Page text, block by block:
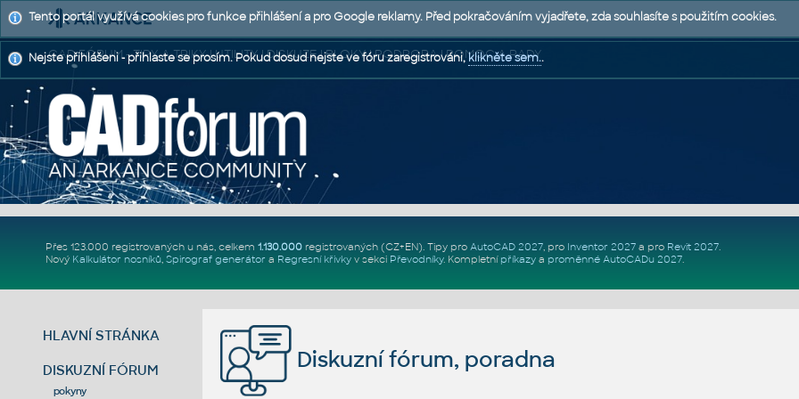
CAD FÓRUM - TIPY A TRIKY | UTILITY | DISKUZE | BLOKY | PODPORA | POMOC A RADY
Přes 123.000 registrovaných u nás, celkem 1.130.000registrovaných (CZ+EN). Tipy pro AutoCAD 2027, pro Inventor 2027a pro Revit 2027.
Nový Kalkulátor nosníků, Spirograf generátor a Regresní křivkyv sekci Převodníky. Kompletní příkazya proměnné AutoCADu 2027.
HLAVNÍ STRÁNKA
DISKUZNÍ FÓRUM
pokyny
Diskuzní fórum, poradna
Tento portál využívá cookies pro funkce přihlášení a pro Google reklamy. Před pokračováním vyjadřete, zda souhlasíte s použitím cookies.
Nejste přihlášeni - přihlaste se prosím. Pokud dosud nejste ve fóru zaregistrováni,klikněte sem..